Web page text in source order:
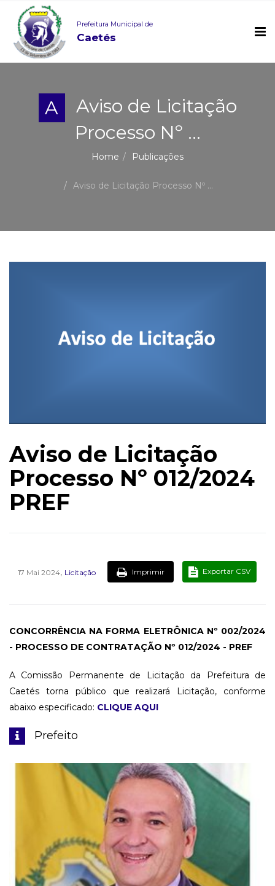
Prefeitura Municipal de
Caetés
A
Aviso de Licitação
Processo Nº ...
Home Publicações
Aviso de Licitação Processo Nº ...
Aviso de Licitação
Processo Nº 012/2024
PREF
17 Mai 2024, Licitação Imprimir Exportar CSV
CONCORRÊNCIA NA FORMA ELETRÔNICA Nº 002/2024
- PROCESSO DE CONTRATAÇÃO Nº 012/2024 - PREF
A Comissão Permanente de Licitação da Prefeitura de
Caetés torna público que realizará Licitação, conforme
abaixo especificado: CLIQUE AQUI
Prefeito